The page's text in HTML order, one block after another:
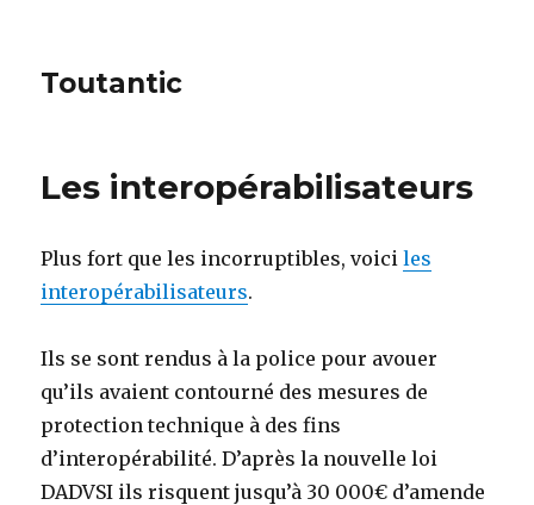
Toutantic
Les interopérabilisateurs
Plus fort que les incorruptibles, voiciles
interopérabilisateurs.
Ils se sont rendus à la police pour avouer
qu’ils avaient contourné des mesures de
protection technique à des fins
d’interopérabilité. D’après la nouvelle loi
DADVSI ils risquent jusqu’à 30 000€ d’amende